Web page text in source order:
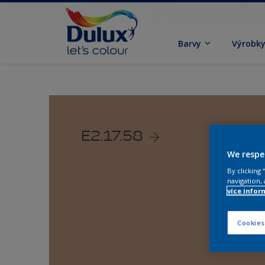
Barvy
E2.17.58
We
By clicking
navigation,
více